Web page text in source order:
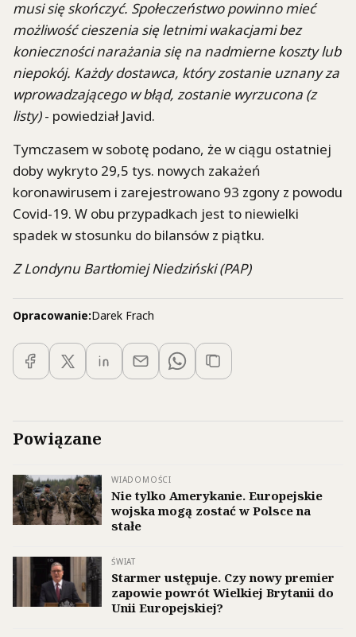
musi się skończyć. Społeczeństwo powinno mieć
możliwość cieszenia się letnimi wakacjami bez
konieczności narażania się na nadmierne koszty lub
niepokój. Każdy dostawca, który zostanie uznany za
wprowadzającego w błąd, zostanie wyrzucona (z
listy)- powiedział Javid.
Tymczasem w sobotę podano, że w ciągu ostatniej
doby wykryto 29,5 tys. nowych zakażeń
koronawirusem i zarejestrowano 93 zgony z powodu
Covid-19. W obu przypadkach jest to niewielki
spadek w stosunku do bilansów z piątku.
Z Londynu Bartłomiej Niedziński (PAP)
Opracowanie:Darek Frach
Powiązane
WIADOMOŚCI
Nie tylko Amerykanie. Europejskie
wojska mogą zostać w Polsce na
stałe
ŚWIAT
Starmer ustępuje. Czy nowy premier
zapowie powrót Wielkiej Brytanii do
Unii Europejskiej?